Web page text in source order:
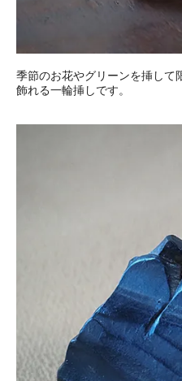
季節のお花やグリーンを挿して
飾れる一輪挿しです。